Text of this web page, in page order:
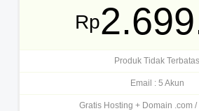
Rp
Produk Tidak Terbatas
Email : 5 Akun
Gratis Hosting + Domain .com /